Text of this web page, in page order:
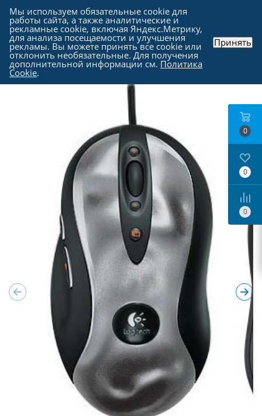
Каталог - Периферия - Компьютерные мыши
0
0
0
Мы используем обязательные cookie для
работы сайта, а также аналитические и
рекламные cookie, включая Яндекс.Метрику,
для анализа посещаемости и улучшения
рекламы. Вы можете принять все cookie или
отклонить необязательные. Для получения
дополнительной информации см. Политика
Cookie.
Принять